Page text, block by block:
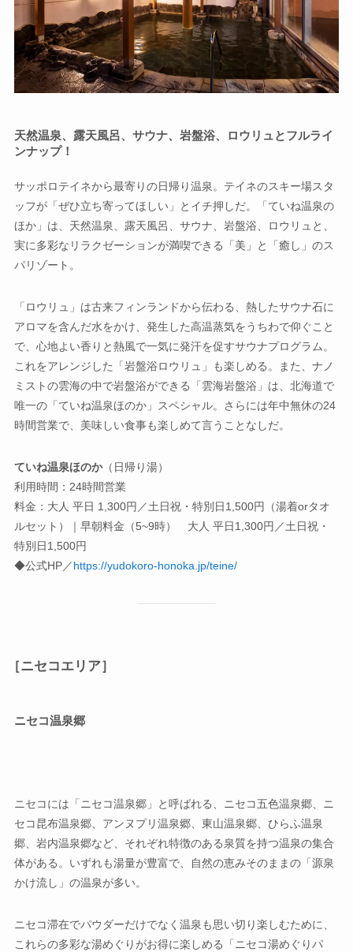
天然温泉、露天風呂、サウナ、岩盤浴、ロウリュとフルライ
ンナップ！
サッポロテイネから最寄りの日帰り温泉。テイネのスキー場スタ
ッフが「ぜひ立ち寄ってほしい」とイチ押しだ。「ていね温泉の
ほか」は、天然温泉、露天風呂、サウナ、岩盤浴、ロウリュと、
実に多彩なリラクゼーションが満喫できる「美」と「癒し」のス
パリゾート。
「ロウリュ」は古来フィンランドから伝わる、熱したサウナ石に
アロマを含んだ水をかけ、発生した高温蒸気をうちわで仰ぐこと
で、心地よい香りと熱風で一気に発汗を促すサウナプログラム。
これをアレンジした「岩盤浴ロウリュ」も楽しめる。また、ナノ
ミストの雲海の中で岩盤浴ができる「雲海岩盤浴」は、北海道で
唯一の「ていね温泉ほのか」スペシャル。さらには年中無休の24
時間営業で、美味しい食事も楽しめて言うことなしだ。
ていね温泉ほのか（日帰り湯）
利用時間：24時間営業
料金：大人 平日 1,300円／土日祝・特別日1,500円（湯着orタオ
ルセット）｜早朝料金（5~9時） 大人 平日1,300円／土日祝・
特別日1,500円
◆公式HP／https://yudokoro-honoka.jp/teine/
［ニセコエリア］
ニセコ温泉郷
ニセコには「ニセコ温泉郷」と呼ばれる、ニセコ五色温泉郷、ニ
セコ昆布温泉郷、アンヌプリ温泉郷、東山温泉郷、ひらふ温泉
郷、岩内温泉郷など、それぞれ特徴のある泉質を持つ温泉の集合
体がある。いずれも湯量が豊富で、自然の恵みそのままの「源泉
かけ流し」の温泉が多い。
ニセコ滞在でパウダーだけでなく温泉も思い切り楽しむために、
これらの多彩な湯めぐりがお得に楽しめる「ニセコ湯めぐりパ